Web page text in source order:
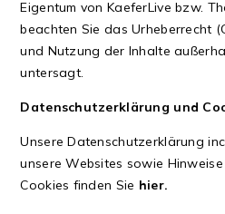
Eigentum von KaeferLive bzw.
beachten Sie das Urheberrecht
und Nutzung der Inhalte
untersagt.
Datenschutzerklärung und
Unsere Datenschutzerklärung
unsere Websites sowie
Cookies finden Sie hier.